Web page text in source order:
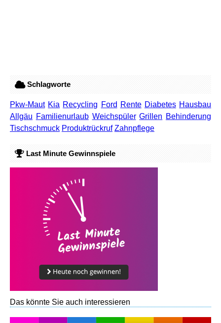
Schlagworte
Pkw-Maut Kia Recycling Ford Rente Diabetes Hausbau
Allgäu Familienurlaub Weichspüler Grillen Behinderung
Tischschmuck Produktrückruf Zahnpflege
Last Minute Gewinnspiele
Das könnte Sie auch interessieren